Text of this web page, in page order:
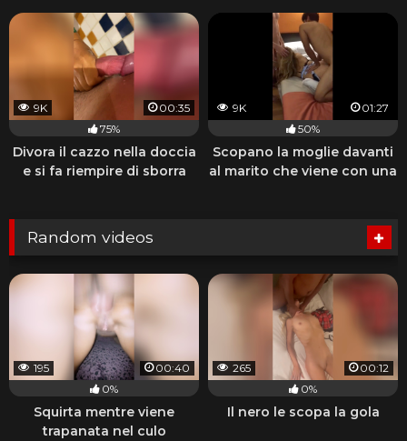
9K
00:35
75%
Divora il cazzo nella doccia
e si fa riempire di sborra
9K
01:27
50%
Scopano la moglie davanti
al marito che viene con una
Random videos
195
00:40
0%
Squirta mentre viene
trapanata nel culo
265
00:12
0%
Il nero le scopa la gola